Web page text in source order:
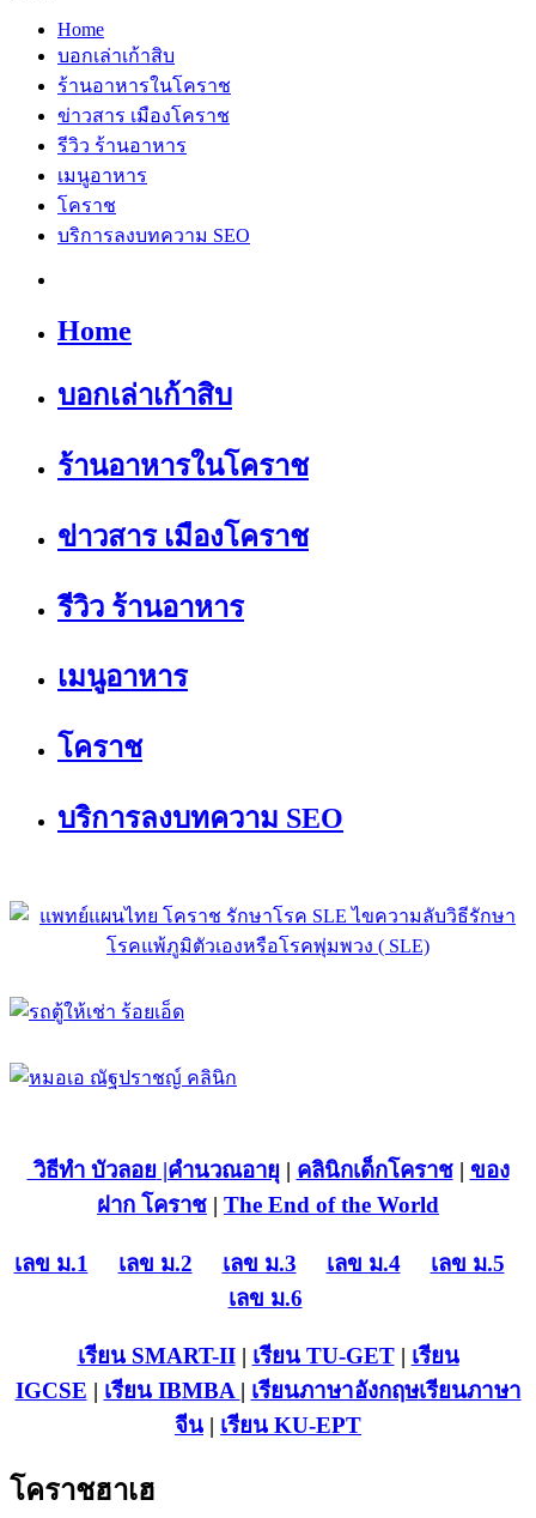
Home
บอกเล่าเก้าสิบ
ร้านอาหารในโคราช
ข่าวสาร เมืองโคราช
รีวิว ร้านอาหาร
เมนูอาหาร
โคราช
บริการลงบทความ SEO
Home
บอกเล่าเก้าสิบ
ร้านอาหารในโคราช
ข่าวสาร เมืองโคราช
รีวิว ร้านอาหาร
เมนูอาหาร
โคราช
บริการลงบทความ SEO
วิธีทำ บัวลอย |คำนวณอายุ | คลินิกเด็กโคราช| ของ
ฝาก โคราช | The End of the World
เลข ม.1 เลข ม.2 เลข ม.3 เลข ม.4
เลข ม.5
เลข ม.6
เรียน SMART-II| เรียน TU-GET| เรียน
IGCSE | เรียน IBMBA | เรียนภาษาอังกฤษเรียนภาษา
จีน | เรียน KU-EPT
โคราชฮาเฮ